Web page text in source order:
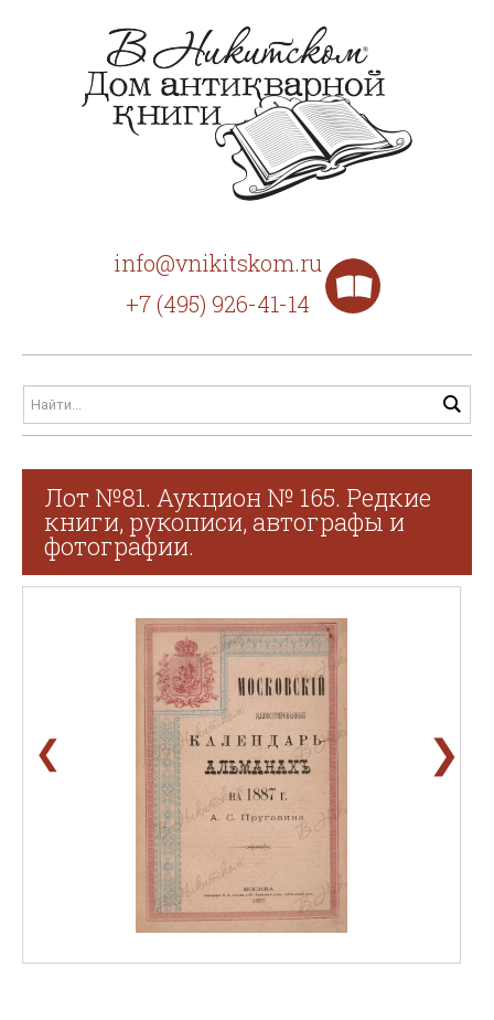
info@vnikitskom.ru
+7 (495) 926-41-14
Лот №81. Аукцион № 165. Редкие
книги, рукописи, автографы и
фотографии.
❮ ❯